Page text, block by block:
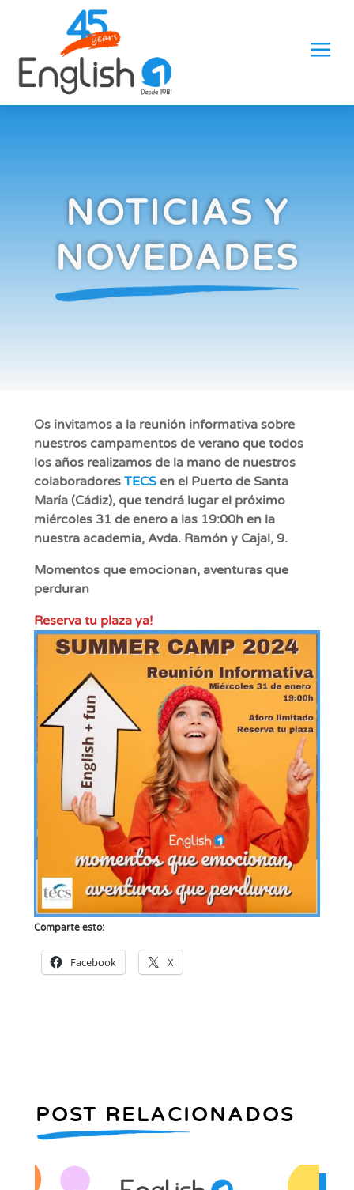
a
NOTICIAS Y
NOVEDADES
Os invitamos a la reunióninformativa sobre
nuestros campamentos de veranoque todos
los años realizamos de la mano de nuestros
colaboradores TECS en el Puerto de Santa
María (Cádiz), que tendrá lugar el próximo
miércoles 31 de enero a las 19:00hen la
nuestra academia, Avda. Ramón y Cajal, 9.
Momentos que emocionan, aventuras que
perduran
Reserva tu plaza ya!
Comparte esto:
Facebook X
POST RELACIONADOS